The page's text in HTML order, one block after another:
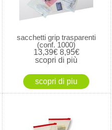
sacchetti grip trasparenti
(conf. 1000)
13,39€8,95€
scopri di più